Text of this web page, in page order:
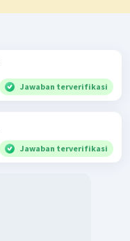
Jawaban terverifikasi
Jawaban terverifikasi